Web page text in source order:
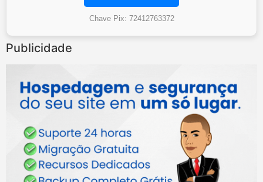
Chave Pix: 72412763372
Publicidade